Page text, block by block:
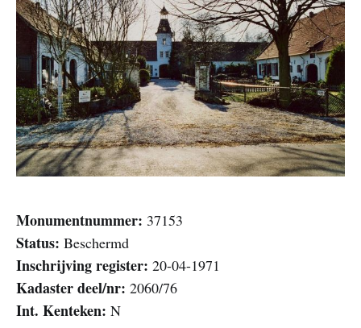
Monumentnummer: 37153
Status: Beschermd
Inschrijving register: 20-04-1971
Kadaster deel/nr: 2060/76
Int. Kenteken: N